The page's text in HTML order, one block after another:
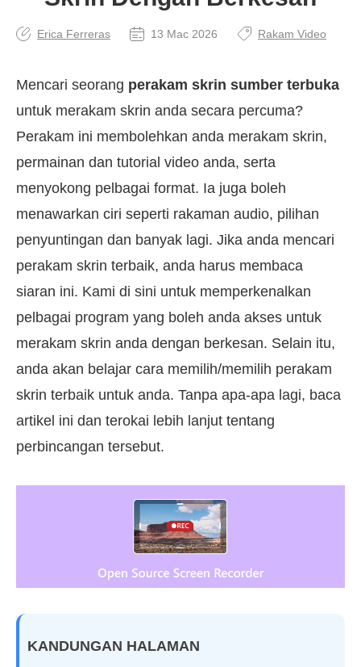
Erica Ferreras 13 Mac 2026 Rakam Video
Mencari seorang perakam skrin sumber terbuka
untuk merakam skrin anda secara percuma?
Perakam ini membolehkan anda merakam skrin,
permainan dan tutorial video anda, serta
menyokong pelbagai format. Ia juga boleh
menawarkan ciri seperti rakaman audio, pilihan
penyuntingan dan banyak lagi. Jika anda mencari
perakam skrin terbaik, anda harus membaca
siaran ini. Kami di sini untuk memperkenalkan
pelbagai program yang boleh anda akses untuk
merakam skrin anda dengan berkesan. Selain itu,
anda akan belajar cara memilih/memilih perakam
skrin terbaik untuk anda. Tanpa apa-apa lagi, baca
artikel ini dan terokai lebih lanjut tentang
perbincangan tersebut.
KANDUNGAN HALAMAN